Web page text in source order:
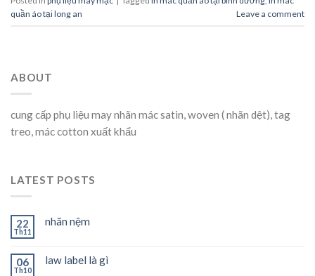
quần áo tại long an
Leave a comment
ABOUT
cung cấp phụ liệu may nhãn mác satin, woven ( nhãn dệt), tag
treo, mác cotton xuất khẩu
LATEST POSTS
22
Th11
nhãn nệm
06
Th10
law label là gì